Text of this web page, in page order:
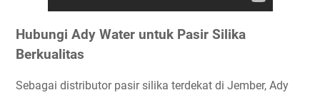
Hubungi Ady Water untuk Pasir Silika
Berkualitas
Sebagai distributor pasir silika terdekat di Jember, Ady